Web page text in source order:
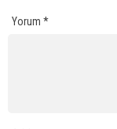
Yorum *